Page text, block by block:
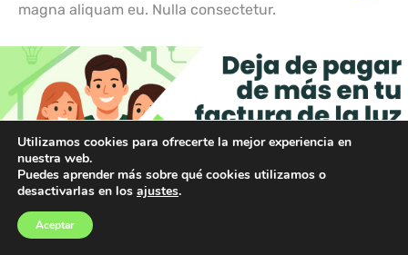
magna aliquam eu. Nulla consectetur.
Utilizamos cookies para ofrecerte la mejor experiencia en
nuestra web.
Puedes aprender más sobre qué cookies utilizamos o
desactivarlas en los ajustes.
Aceptar